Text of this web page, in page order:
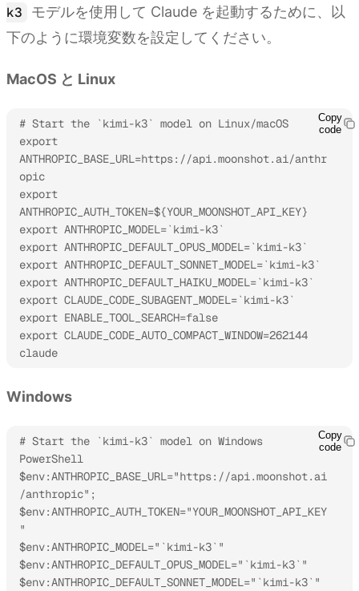
k3
モデルを使用して Claude を起動するために、以
下のように環境変数を設定してください。
MacOS と Linux
# Start the `kimi-k3` model on Linux/macOS
export
ANTHROPIC_BASE_URL=https://api.moonshot.ai/anthr
opic
export
ANTHROPIC_AUTH_TOKEN=${YOUR_MOONSHOT_API_KEY}
export ANTHROPIC_MODEL=`kimi-k3`
export ANTHROPIC_DEFAULT_OPUS_MODEL=`kimi-k3`
export ANTHROPIC_DEFAULT_SONNET_MODEL=`kimi-k3`
export ANTHROPIC_DEFAULT_HAIKU_MODEL=`kimi-k3`
export CLAUDE_CODE_SUBAGENT_MODEL=`kimi-k3`
export ENABLE_TOOL_SEARCH=false
export CLAUDE_CODE_AUTO_COMPACT_WINDOW=262144
claude
Copy
code
Windows
# Start the `kimi-k3` model on Windows
PowerShell
$env:ANTHROPIC_BASE_URL="https://api.moonshot.ai
/anthropic";
$env:ANTHROPIC_AUTH_TOKEN="YOUR_MOONSHOT_API_KEY
"
$env:ANTHROPIC_MODEL="`kimi-k3`"
$env:ANTHROPIC_DEFAULT_OPUS_MODEL="`kimi-k3`"
$env:ANTHROPIC_DEFAULT_SONNET_MODEL="`kimi-k3`"
Copy
code